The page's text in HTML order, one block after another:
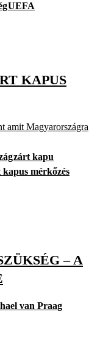
UEFA
KAPUS
amit Magyarországra
zárt kapu
kapus mérkőzés
– A
van Praag